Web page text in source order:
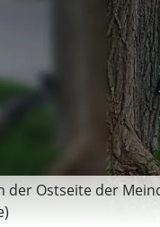
der Ostseite der